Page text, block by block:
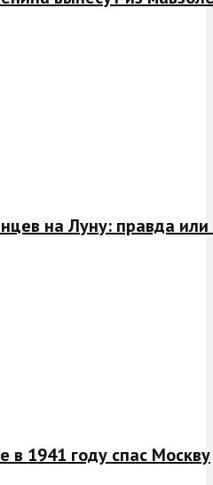
на Луну: правда
в 1941 году спас Москву